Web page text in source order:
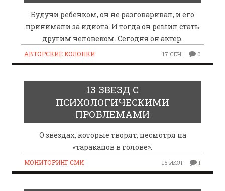
Будучи ребенком, он не разговаривал, и его
принимали за идиота. И тогда он решил стать
другим человеком. Сегодня он актер.
АВТОРСКИЕ КОЛОНКИ 17 СЕН 0
13 ЗВЕЗД С
ПСИХОЛОГИЧЕСКИМИ
ПРОБЛЕМАМИ
О звездах, которые творят, несмотря на
«тараканов в голове».
МОНИТОРИНГ СМИ 15 ИЮЛ 1